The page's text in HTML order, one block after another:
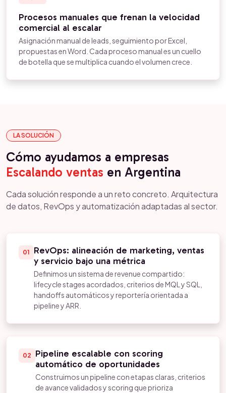
Procesos manuales que frenan la velocidad
comercial al escalar
Asignación manual de leads, seguimiento por Excel,
propuestas en Word. Cada proceso manual es un cuello
de botella que se multiplica cuando el volumen crece.
LA SOLUCIÓN
Cómo ayudamos a empresas
Escalando ventas en Argentina
Cada solución responde a un reto concreto. Arquitectura
de datos, RevOps y automatización adaptadas al sector.
01
RevOps: alineación de marketing, ventas
y servicio bajo una métrica
Definimos un sistema de revenue compartido:
lifecycle stages acordados, criterios de MQL y SQL,
handoffs automáticos y reportería orientada a
pipeline y ARR.
02
Pipeline escalable con scoring
automático de oportunidades
Construimos un pipeline con etapas claras, criterios
de avance validados y scoring que prioriza